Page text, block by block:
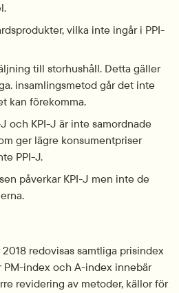
vilka inte ingår i PPI-
till storhushåll. Detta gäller
insamlingsmetod går det inte
kan förekomma.
och KPI-J är inte samordnade
ger lägre konsumentpriser
PPI-J.
påverkar KPI-J men inte de
redovisas samtliga prisindex
PM-index och A-index innebär
revidering av metoder, källor för